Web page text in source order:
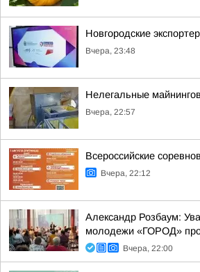
Новгородские
Вчера, 23:48
Нелегальные
Вчера, 22:57
Всероссийские
Вчера, 22:12
Александр Розбаум:
молодежи «ГОРОД»
Вчера, 22:00